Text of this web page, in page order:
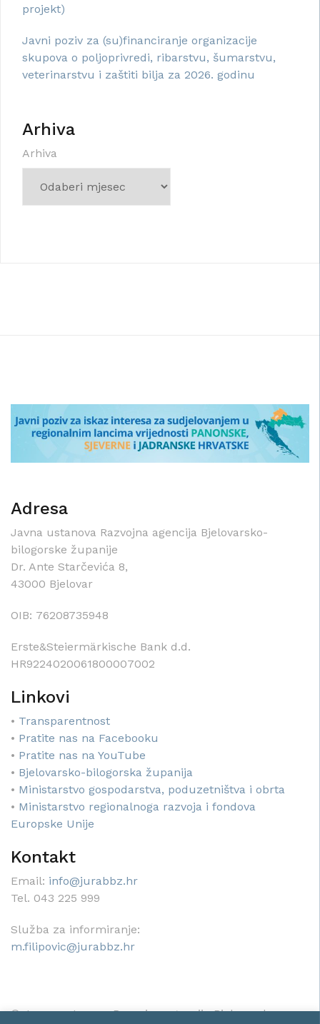
projekt)
Javni poziv za (su)financiranje organizacije
skupova o poljoprivredi, ribarstvu, šumarstvu,
veterinarstvu i zaštiti bilja za 2026. godinu
Arhiva
Arhiva
Adresa
Javna ustanova Razvojna agencija Bjelovarsko-
bilogorske županije
Dr. Ante Starčevića 8,
43000 Bjelovar
OIB: 76208735948
Erste&Steiermärkische Bank d.d.
HR9224020061800007002
Linkovi
• Transparentnost
• Pratite nas na Facebooku
• Pratite nas na YouTube
• Bjelovarsko-bilogorska županija
• Ministarstvo gospodarstva, poduzetništva i obrta
• Ministarstvo regionalnoga razvoja i fondova
Europske Unije
Kontakt
Email: info@jurabbz.hr
Tel. 043 225 999
Služba za informiranje:
m.filipovic@jurabbz.hr
© Javna ustanova Razvojna agencija Bjelovarsko-